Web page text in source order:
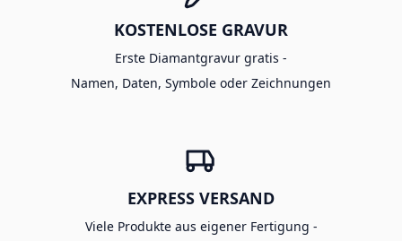
KOSTENLOSE GRAVUR
Erste Diamantgravur gratis -
Namen, Daten, Symbole oder Zeichnungen
EXPRESS VERSAND
Viele Produkte aus eigener Fertigung -